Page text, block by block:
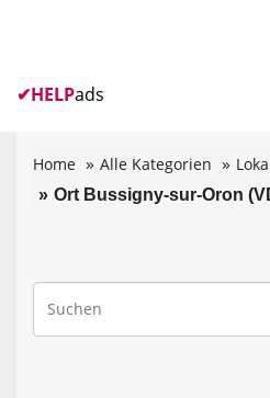
✔HELPads
Home Alle Kategorien
Ort Bussigny-sur-Oron